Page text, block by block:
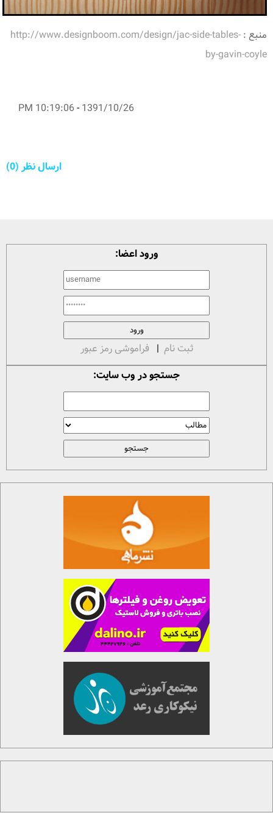
منبع :http://www.designboom.com/design/jac-side-tables-
by-gavin-coyle
1391/10/26
-
10:19:06 PM
ارسال نظر (0)
ورود اعضا:
ثبت نام | فراموشی رمز عبور
جستجو در وب سایت: